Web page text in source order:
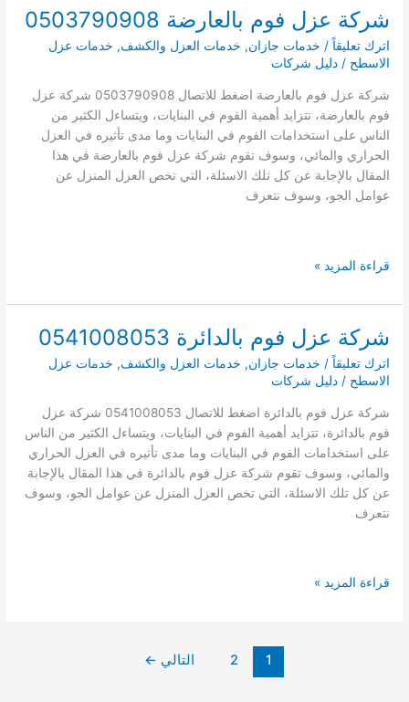
فوم
بجازان
ارخص
شركات
عزل
الفوم
بجازان
شركة عزل فوم بالعارضة 0503790908
اترك تعليقاً / خدمات جازان, خدمات العزل والكشف, خدمات عزل
الاسطح /دليل شركات
شركة عزل فوم بالعارضة اضغط للاتصال 0503790908 شركة عزل
فوم بالعارضة، تتزايد أهمية الفوم في البنايات، ويتساءل الكثير من
الناس على استخدامات الفوم في البنايات وما مدى تأثيره في العزل
الحراري والمائي، وسوف تقوم شركة عزل فوم بالعارضة في هذا
المقال بالإجابة عن كل تلك الاسئلة، التي تخص العزل المنزل عن
عوامل الجو، وسوف نتعرف
شركة
فوم
0503790908
قراءة المزيد »
شركة عزل فوم بالدائرة 0541008053
اترك تعليقاً / خدمات جازان, خدمات العزل والكشف, خدمات عزل
الاسطح /دليل شركات
شركة عزل فوم بالدائرة اضغط للاتصال 0541008053 شركة عزل
فوم بالدائرة، تتزايد أهمية الفوم في البنايات، ويتساءل الكثير من الناس
على استخدامات الفوم في البنايات وما مدى تأثيره في العزل الحراري
والمائي، وسوف تقوم شركة عزل فوم بالدائرة في هذا المقال بالإجابة
عن كل تلك الاسئلة، التي تخص العزل المنزل عن عوامل الجو، وسوف
نتعرف
شركة
قراءة المزيد »
1
2 التالي ←